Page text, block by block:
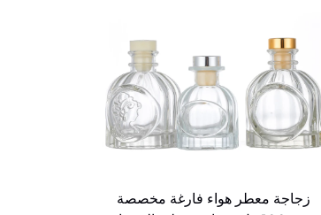
زجاجة معطر هواء فارغة مخصصة